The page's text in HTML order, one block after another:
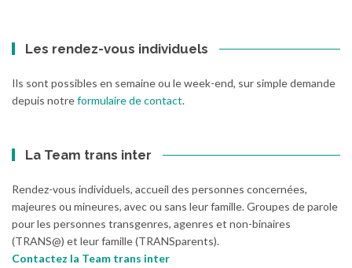
Les rendez-vous individuels
Ils sont possibles en semaine ou le week-end, sur simple demande
depuis notreformulaire de contact.
La Team trans inter
Rendez-vous individuels, accueil des personnes concernées,
majeures ou mineures, avec ou sans leur famille. Groupes de parole
pour les personnes transgenres, agenres et non-binaires
(TRANS@) et leur famille (TRANSparents).
Contactez la Team trans inter